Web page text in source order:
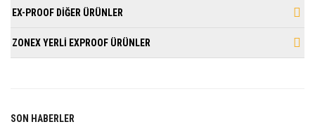
EX-PROOF DİĞER ÜRÜNLER
ZONEX YERLİ EXPROOF ÜRÜNLER
SON HABERLER